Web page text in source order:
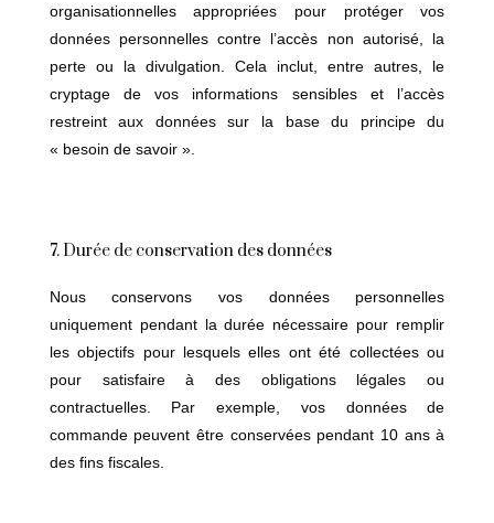
organisationnelles appropriées pour protéger vos
données personnelles contre l’accès non autorisé, la
perte ou la divulgation. Cela inclut, entre autres, le
cryptage de vos informations sensibles et l’accès
restreint aux données sur la base du principe du
« besoin de savoir ».
7. Durée de conservation des données
Nous conservons vos données personnelles
uniquement pendant la durée nécessaire pour remplir
les objectifs pour lesquels elles ont été collectées ou
pour satisfaire à des obligations légales ou
contractuelles. Par exemple, vos données de
commande peuvent être conservées pendant 10 ans à
des fins fiscales.